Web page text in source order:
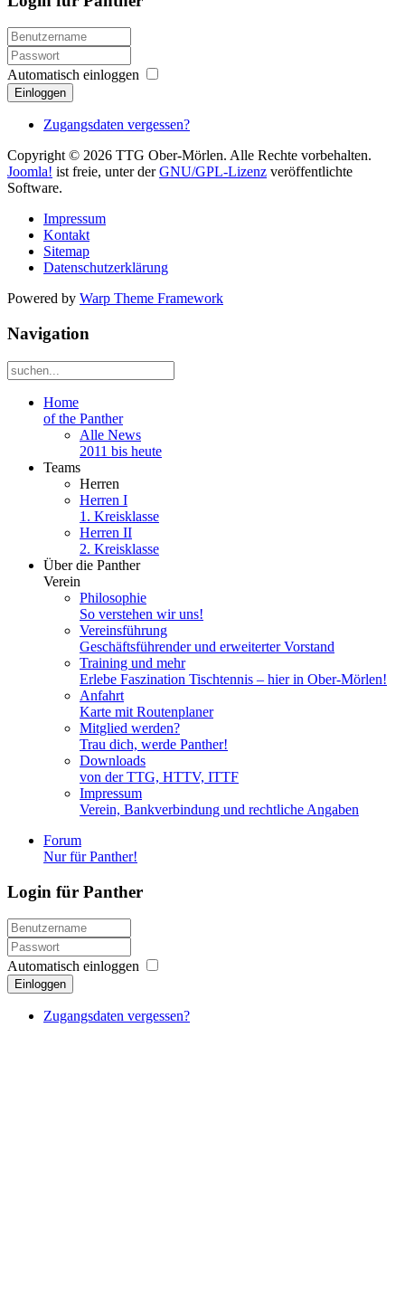
Automatisch einloggen
Einloggen
Zugangsdaten vergessen?
Copyright © 2026 TTG Ober-Mörlen. Alle Rechte vorbehalten.
Joomla! ist freie, unter derGNU/GPL-Lizenz veröffentlichte
Software.
Impressum
Kontakt
Sitemap
Datenschutzerklärung
Powered by Warp Theme Framework
Navigation
Home
of the Panther
Alle News
2011 bis heute
Teams
Herren
Herren I
1. Kreisklasse
Herren II
2. Kreisklasse
Über die Panther
Verein
Philosophie
So verstehen wir uns!
Vereinsführung
Geschäftsführender und erweiterter Vorstand
Training und mehr
Erlebe Faszination Tischtennis – hier in Ober-Mörlen!
Anfahrt
Karte mit Routenplaner
Mitglied werden?
Trau dich, werde Panther!
Downloads
von der TTG, HTTV, ITTF
Impressum
Verein, Bankverbindung und rechtliche Angaben
Forum
Nur für Panther!
Login für Panther
Automatisch einloggen
Einloggen
Zugangsdaten vergessen?